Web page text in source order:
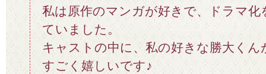
私は原作のマンガが好きで、ドラマ化
ていました。
キャストの中に、私の好きな勝大くん
すごく嬉しいです♪